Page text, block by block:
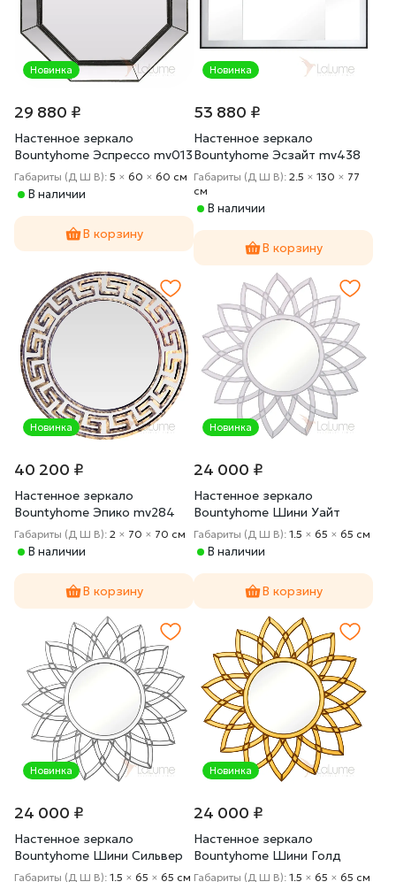
Новинка
29 880 ₽
Настенное зеркало
Bountyhome Эспрессо mv013
Габариты (Д Ш В): 5 × 60 × 60 cм
В наличии
В корзину
Новинка
53 880 ₽
Настенное зеркало
Bountyhome Эсзайт mv438
Габариты (Д Ш В): 2.5 × 130 × 77
cм
В наличии
В корзину
Новинка
40 200 ₽
Настенное зеркало
Bountyhome Эпико mv284
Габариты (Д Ш В): 2 × 70 × 70 cм
В наличии
В корзину
Новинка
24 000 ₽
Настенное зеркало
Bountyhome Шини Уайт
mv043-white
Габариты (Д Ш В): 1.5 × 65 × 65 cм
В наличии
В корзину
Новинка
24 000 ₽
Настенное зеркало
Bountyhome Шини Сильвер
mv043-silver
Габариты (Д Ш В): 1.5 × 65 × 65 cм
Новинка
24 000 ₽
Настенное зеркало
Bountyhome Шини Голд
mv043-gold
Габариты (Д Ш В): 1.5 × 65 × 65 cм